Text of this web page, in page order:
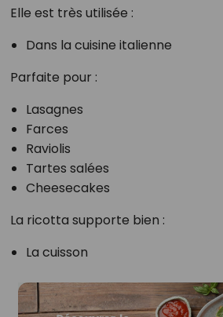
Elle est très utilisée :
Dans la cuisine italienne
Parfaite pour :
Lasagnes
Farces
Raviolis
Tartes salées
Cheesecakes
La ricotta supporte bien :
La cuisson